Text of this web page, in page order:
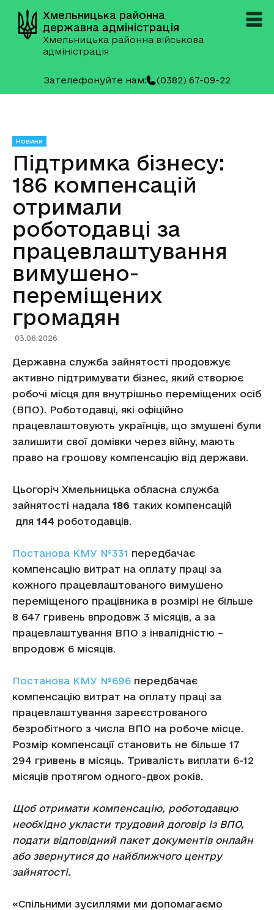
Хмельницька районна
державна адміністрація
Хмельницька районна військова
адміністрація
Зателефонуйте нам: (0382) 67-09-22
Новини
Підтримка бізнесу:
186 компенсацій
отримали
роботодавці за
працевлаштування
вимушено-
переміщених
громадян
03.06.2026
Державна служба зайнятості продовжує
активно підтримувати бізнес, який створює
робочі місця для внутрішньо переміщених осіб
(ВПО). Роботодавці, які офіційно
працевлаштовують українців, що змушені були
залишити свої домівки через війну, мають
право на грошову компенсацію від держави.
Цьогоріч Хмельницька обласна служба
зайнятості надала 186 таких компенсацій
для 144 роботодавців.
Постанова КМУ №331 передбачає
компенсацію витрат на оплату праці за
кожного працевлаштованого вимушено
переміщеного працівника в розмірі не більше
8 647 гривень впродовж 3 місяців, а за
працевлаштування ВПО з інвалідністю –
впродовж 6 місяців.
Постанова КМУ №696 передбачає
компенсацію витрат на оплату праці за
працевлаштування зареєстрованого
безробітного з числа ВПО на робоче місце.
Розмір компенсації становить не більше 17
294 гривень в місяць. Тривалість виплати 6-12
місяців протягом одного-двох років.
Щоб отримати компенсацію, роботодавцю
необхідно укласти трудовий договір із ВПО,
подати відповідний пакет документів онлайн
або звернутися до найближчого центру
зайнятості.
«Спільними зусиллями ми допомагаємо